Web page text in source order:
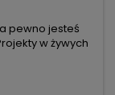
pewno jesteś
w żywych
a wśród
nowalijki –